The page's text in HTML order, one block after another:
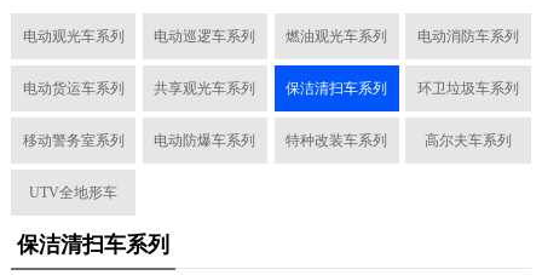
电动观光车系列 电动巡逻车系列 燃油观光车系列 电动消防车系列
电动货运车系列 共享观光车系列 保洁清扫车系列 环卫垃圾车系列
移动警务室系列 电动防爆车系列 特种改装车系列 高尔夫车系列
UTV全地形车
保洁清扫车系列